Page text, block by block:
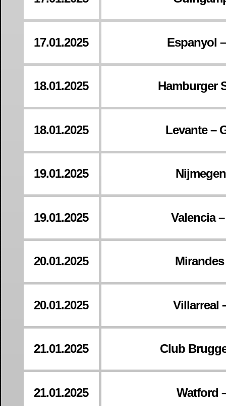
17.01.2025 Espanyol
18.01.2025 Hamburger
18.01.2025 Levante –
19.01.2025
19.01.2025 Valencia
20.01.2025
20.01.2025 Villarreal
21.01.2025 Club
21.01.2025 Watford